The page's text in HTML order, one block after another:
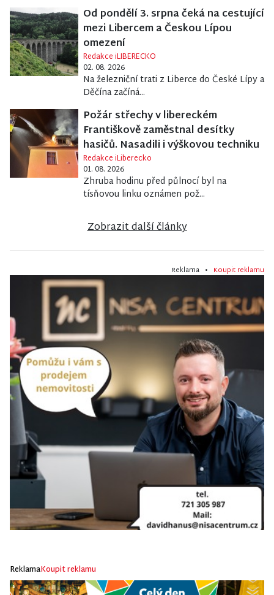
Od pondělí 3. srpna čeká na cestující
mezi Libercem a Českou Lípou
omezení
Redakce iLIBERECKO
02. 08. 2026
Na železniční trati z Liberce do České Lípy a
Děčína začíná...
Požár střechy v libereckém
Františkově zaměstnal desítky
hasičů. Nasadili i výškovou techniku
Redakce iLiberecko
01. 08. 2026
Zhruba hodinu před půlnocí byl na
tísňovou linku oznámen pož...
Zobrazit další články
Reklama • Koupit reklamu
ReklamaKoupit reklamu